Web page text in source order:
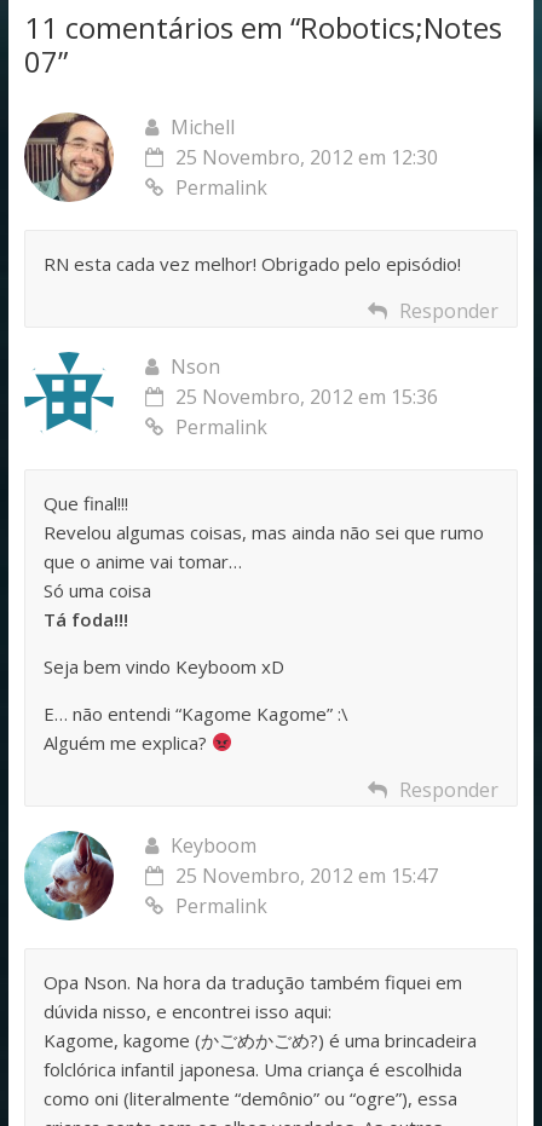
11 comentários em “Robotics;Notes
07”
Michell
25 Novembro, 2012 em 12:30
Permalink
RN esta cada vez melhor! Obrigado pelo episódio!
Responder
Nson
25 Novembro, 2012 em 15:36
Permalink
Que final!!!
Revelou algumas coisas, mas ainda não sei que rumo
que o anime vai tomar…
Só uma coisa
Tá foda!!!
Seja bem vindo Keyboom xD
E… não entendi “Kagome Kagome” :\
Alguém me explica?
Responder
Keyboom
25 Novembro, 2012 em 15:47
Permalink
Opa Nson. Na hora da tradução também fiquei em
dúvida nisso, e encontrei isso aqui:
Kagome, kagome (かごめかごめ?) é uma brincadeira
folclórica infantil japonesa. Uma criança é escolhida
como oni (literalmente “demônio” ou “ogre”), essa